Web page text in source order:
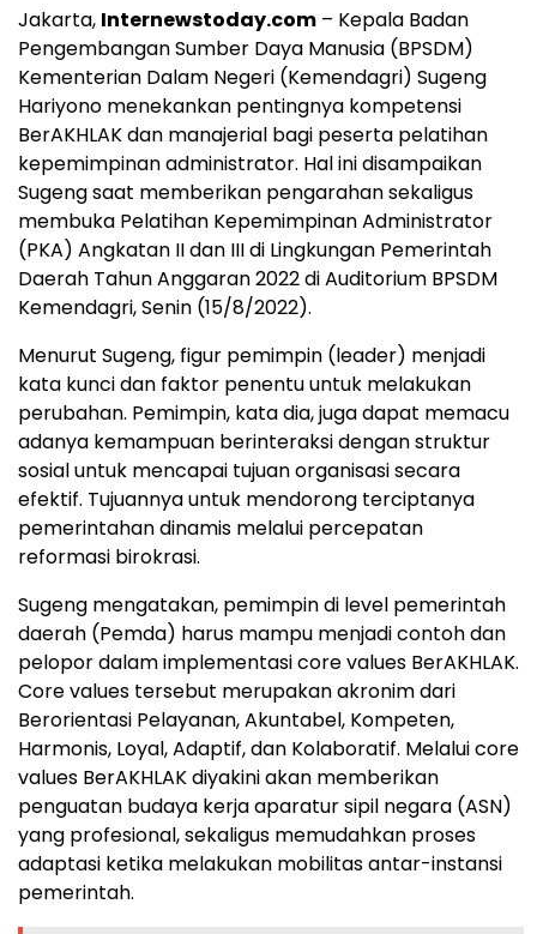
Jakarta, Internewstoday.com – Kepala Badan
Pengembangan Sumber Daya Manusia (BPSDM)
Kementerian Dalam Negeri (Kemendagri) Sugeng
Hariyono menekankan pentingnya kompetensi
BerAKHLAK dan manajerial bagi peserta pelatihan
kepemimpinan administrator. Hal ini disampaikan
Sugeng saat memberikan pengarahan sekaligus
membuka Pelatihan Kepemimpinan Administrator
(PKA) Angkatan II dan III di Lingkungan Pemerintah
Daerah Tahun Anggaran 2022 di Auditorium BPSDM
Kemendagri, Senin (15/8/2022).
Menurut Sugeng, figur pemimpin (leader) menjadi
kata kunci dan faktor penentu untuk melakukan
perubahan. Pemimpin, kata dia, juga dapat memacu
adanya kemampuan berinteraksi dengan struktur
sosial untuk mencapai tujuan organisasi secara
efektif. Tujuannya untuk mendorong terciptanya
pemerintahan dinamis melalui percepatan
reformasi birokrasi.
Sugeng mengatakan, pemimpin di level pemerintah
daerah (Pemda) harus mampu menjadi contoh dan
pelopor dalam implementasi core values BerAKHLAK.
Core values tersebut merupakan akronim dari
Berorientasi Pelayanan, Akuntabel, Kompeten,
Harmonis, Loyal, Adaptif, dan Kolaboratif. Melalui core
values BerAKHLAK diyakini akan memberikan
penguatan budaya kerja aparatur sipil negara (ASN)
yang profesional, sekaligus memudahkan proses
adaptasi ketika melakukan mobilitas antar-instansi
pemerintah.